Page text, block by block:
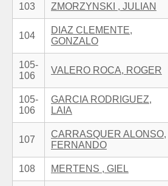
103 ZMORZYNSKI , JULIAN
104
DIAZ CLEMENTE,
GONZALO
105-
106
VALERO ROCA, ROGER
105-
106
GARCIA RODRIGUEZ,
LAIA
107
CARRASQUER ALONSO,
FERNANDO
108 MERTENS , GIEL